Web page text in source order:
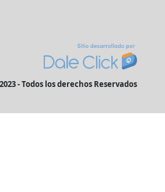
- Todos los derechos Reservados